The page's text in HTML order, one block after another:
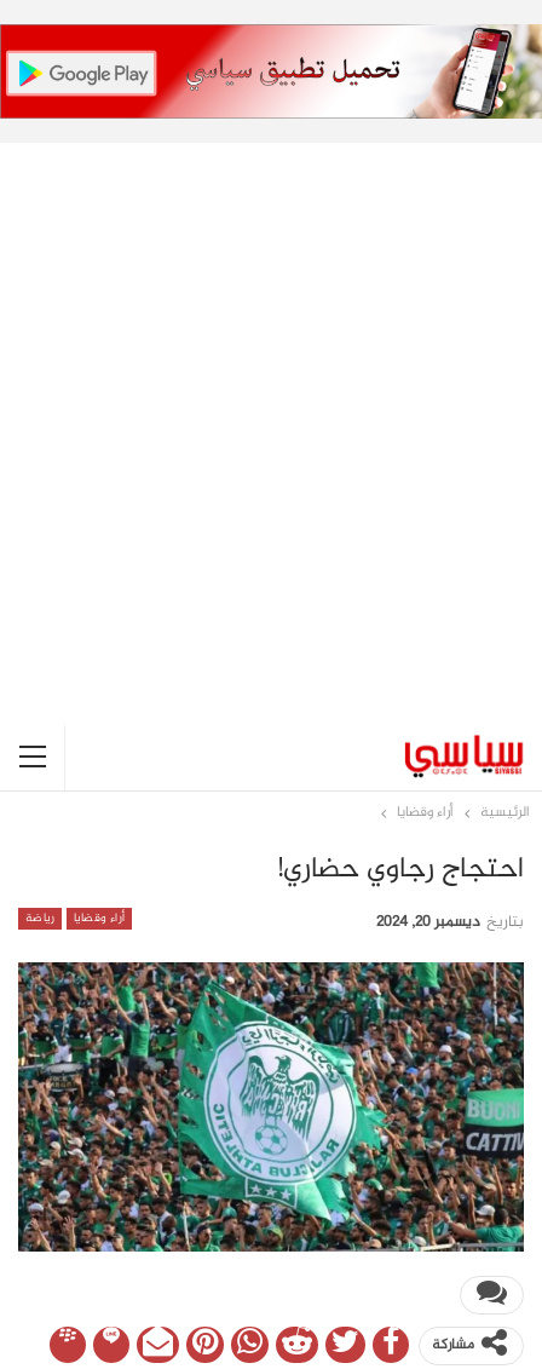
الرئيسية أراء وقضايا
احتجاج رجاوي حضاري!
أراء وقضايا رياضة بتاريخ ديسمبر 20, 2024
مشاركة